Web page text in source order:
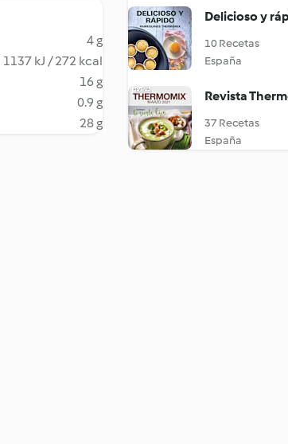
4 g
1137 kJ / 272 kcal
16 g
0.9 g
28 g
Delicioso y
10 Recetas
España
Revista
37 Recetas
España